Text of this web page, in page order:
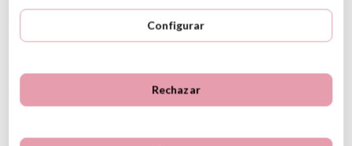
dentro de la UE, que garantiza que el producto cumple con
los requisitos y regulaciones de acuerdo con la legislación
sobre Seguridad General de Productos (GPSR).
Dirección: C/ Yecla 10, Polígono industrial La Polvorista,
30500, Molina de Segura, Murcia
5 Reseñas
5
3
0
1
0
Configurar
Rechazar